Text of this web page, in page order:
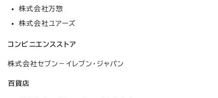
株式会社万惣
株式会社ユアーズ
コンビニエンスストア
株式会社セブン－イレブン・ジャパン
百貨店